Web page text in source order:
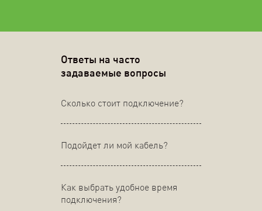
Ответы на часто
задаваемые вопросы
Сколько стоит подключение?
Подойдет ли мой кабель?
Как выбрать удобное время
подключения?